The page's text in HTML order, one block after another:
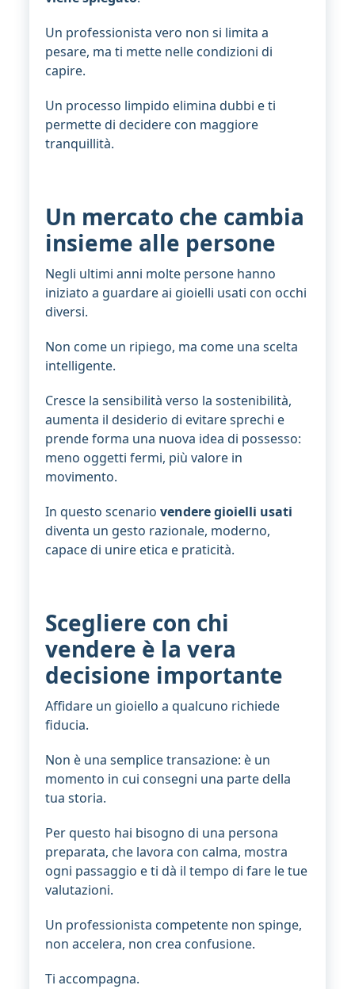
Un professionista vero non si limita a
pesare, ma ti mette nelle condizioni di
capire.
Un processo limpido elimina dubbi e ti
permette di decidere con maggiore
tranquillità.
Un mercato che cambia
insieme alle persone
Negli ultimi anni molte persone hanno
iniziato a guardare ai gioielli usati con occhi
diversi.
Non come un ripiego, ma come una scelta
intelligente.
Cresce la sensibilità verso la sostenibilità,
aumenta il desiderio di evitare sprechi e
prende forma una nuova idea di possesso:
meno oggetti fermi, più valore in
movimento.
In questo scenario vendere gioielli usati
diventa un gesto razionale, moderno,
capace di unire etica e praticità.
Scegliere con chi
vendere è la vera
decisione importante
Affidare un gioiello a qualcuno richiede
fiducia.
Non è una semplice transazione: è un
momento in cui consegni una parte della
tua storia.
Per questo hai bisogno di una persona
preparata, che lavora con calma, mostra
ogni passaggio e ti dà il tempo di fare le tue
valutazioni.
Un professionista competente non spinge,
non accelera, non crea confusione.
Ti accompagna.